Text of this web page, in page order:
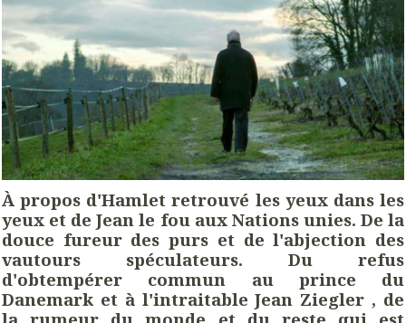
À propos d'Hamlet retrouvé les yeux dans les
yeux et de Jean le fou aux Nations unies. De la
douce fureur des purs et de l'abjection des
vautours spéculateurs. Du refus
d'obtempérer commun au prince du
Danemark et à l'intraitable Jean Ziegler , de